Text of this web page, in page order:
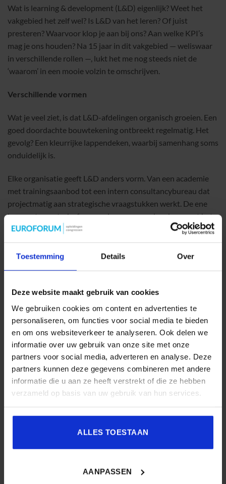
Toestemming Details Over
Deze website maakt gebruik van cookies
We gebruiken cookies om content en advertenties te
personaliseren, om functies voor social media te bieden
en om ons websiteverkeer te analyseren. Ook delen we
informatie over uw gebruik van onze site met onze
partners voor social media, adverteren en analyse. Deze
partners kunnen deze gegevens combineren met andere
informatie die u aan ze heeft verstrekt of die ze hebben
verzameld op basis van uw gebruik van hun services.
ALLES TOESTAAN
AANPASSEN
Wat is learning & development (L&D) eigenlijk? Weet het
vakgebied het zelf wel? Is L&D van het leren? Of juist
presteren? Waarvoor klop je aan bij ons? Aan welke KPI’s
mag je ons houden? Na 15 jaar in dit vakgebied — weliswaar
in verschillende rollen —, lukt het me nog steeds niet de
‘waarom’ in een mooie volzin te omschrijven.
Verschillende vormen
Wat je veel ziet, is dat L&D-afdelingen organisch groeien. Een
goed doordachte bouwtekening ontbreekt regelmatig. Het
gevolg? Een kleurrijke lappendeken, waarbij samenhang soms
onduidelijk is.
Elke organisatie geeft L&D anders vorm. Van een academie
met trainingsaanbod tot een intern consultancybureau dat
projectmatig aan strategische vraagstukken werkt. De ene
keer met een sterke focus op leren, een andere keer gaat het
juist om presteren. Wat dan het effectiefst is? Dat hangt af
van meerdere dingen, zoals:
spelende uitdagingen
In dit artikel, omschrijf ik de meest geziene uitingsvormen
binnen organisaties. Dit doe ik met als doel om
bewustwording aan te wakkeren:
Hoe zijn jullie nu georganiseerd?
Welke andere organisatievorm zou effectiever kunnen
Print voordat je verder leestdit scoreformulieren vul deze
manier kun de huidige en de gewenste situatie in kaart